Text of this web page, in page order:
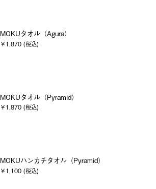
MOKUタオル（Agura）
￥1,870 (税込)
MOKUタオル（Pyramid）
￥1,870 (税込)
MOKUハンカチタオル（Pyramid）
￥1,100 (税込)